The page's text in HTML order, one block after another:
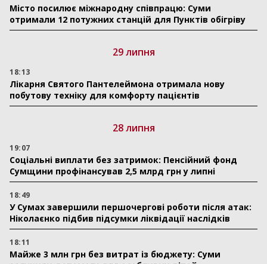
Місто посилює міжнародну співпрацю: Суми
отримали 12 потужних станцій для Пунктів обігріву
29 липня
18:13
Лікарня Святого Пантелеймона отримала нову
побутову техніку для комфорту пацієнтів
28 липня
19:07
Соціальні виплати без затримок: Пенсійний фонд
Сумщини профінансував 2,5 млрд грн у липні
18:49
У Сумах завершили першочергові роботи після атак:
Ніколаєнко підбив підсумки ліквідації наслідків
18:11
Майже 3 млн грн без витрат із бюджету: Суми